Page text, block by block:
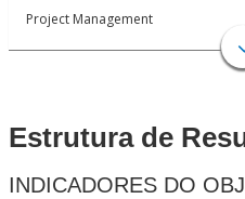
Project Management
Estrutura de
INDICADORES DO